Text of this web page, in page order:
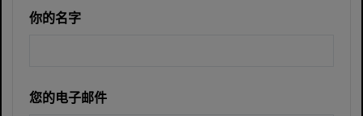
你的名字
您的电子邮件